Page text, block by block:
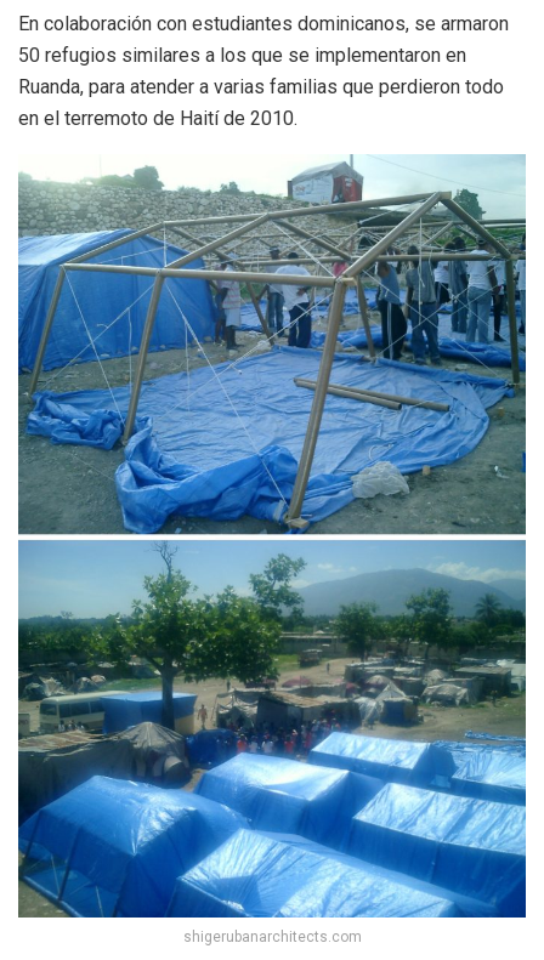
En colaboración con estudiantes dominicanos, se armaron
50 refugios similares a los que se implementaron en
Ruanda, para atender a varias familias que perdieron todo
en el terremoto de Haití de 2010.
shigerubanarchitects.com